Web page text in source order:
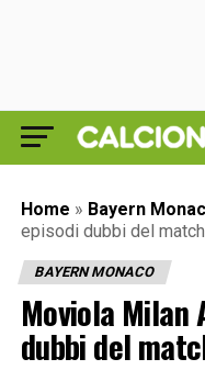
Home » Bayern
episodi dubbi del
BAYERN MONACO
Moviola
dubbi del